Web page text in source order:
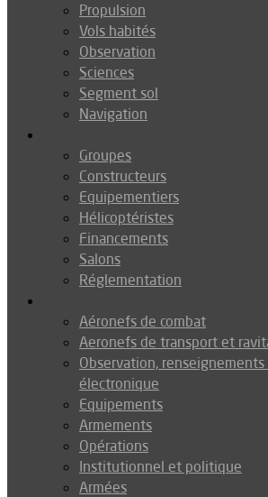
Propulsion
Vols habités
Observation
Sciences
Segment sol
Navigation
Groupes
Constructeurs
Equipementiers
Hélicoptéristes
Financements
Salons
Réglementation
Aéronefs de combat
Aeronefs de transport et
Observation,
électronique
Equipements
Armements
Opérations
Institutionnel et politique
Armées